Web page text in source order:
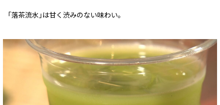
｢落茶流水｣は甘く渋みのない味わい。